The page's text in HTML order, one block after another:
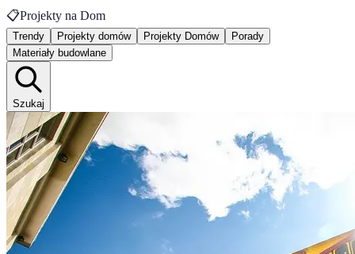
📋Projekty na Dom
Trendy Projekty domów Projekty Domów
Porady
Materiały budowlane
Szukaj